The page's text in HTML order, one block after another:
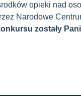
opieki nad
Narodowe
zostały